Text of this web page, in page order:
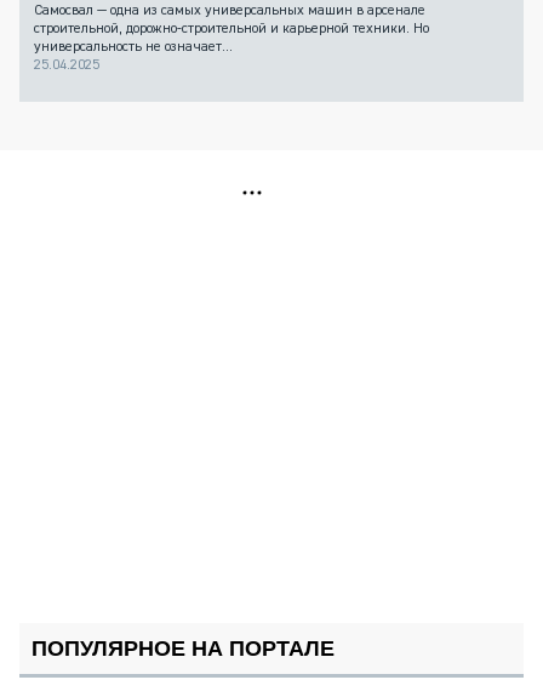
Самосвал — одна из самых универсальных машин в арсенале
строительной, дорожно-строительной и карьерной техники. Но
универсальность не означает...
25.04.2025
ПОПУЛЯРНОЕ НА ПОРТАЛЕ